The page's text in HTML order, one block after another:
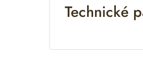
Technické